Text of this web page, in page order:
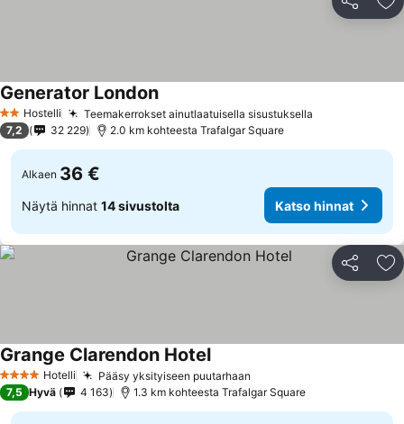
Jaa
2 Tähtiluokitus
Hostelli Teemakerrokset ainutlaatuisella sisustuksella
Generator LondonKatso hinnat
7,2 32 229 2.0 km kohteesta Trafalgar Square
Alkaen 36 €
Näytä hinnat 14 sivustolta Katso hinnat
Jaa
4 Tähtiluokitus
Hotelli Pääsy yksityiseen puutarhaan
Grange Clarendon HotelKatso hinnat
7,5 Hyvä 4 163 1.3 km kohteesta Trafalgar Square